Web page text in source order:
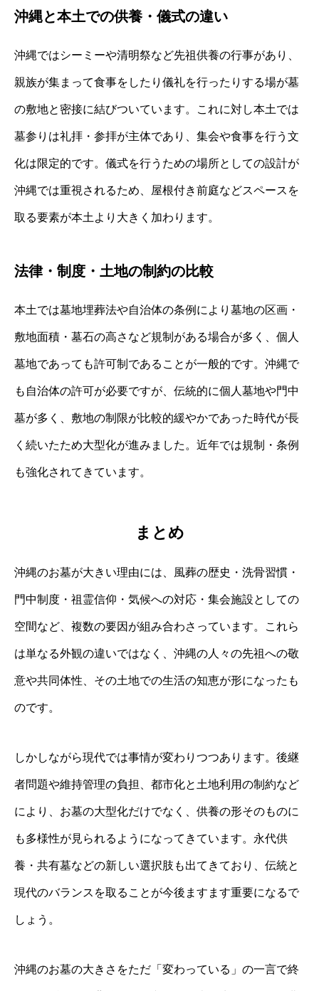
沖縄と本土での供養・儀式の違い
沖縄ではシーミーや清明祭など先祖供養の行事があり、
親族が集まって食事をしたり儀礼を行ったりする場が墓
の敷地と密接に結びついています。これに対し本土では
墓参りは礼拝・参拝が主体であり、集会や食事を行う文
化は限定的です。儀式を行うための場所としての設計が
沖縄では重視されるため、屋根付き前庭などスペースを
取る要素が本土より大きく加わります。
法律・制度・土地の制約の比較
本土では墓地埋葬法や自治体の条例により墓地の区画・
敷地面積・墓石の高さなど規制がある場合が多く、個人
墓地であっても許可制であることが一般的です。沖縄で
も自治体の許可が必要ですが、伝統的に個人墓地や門中
墓が多く、敷地の制限が比較的緩やかであった時代が長
く続いたため大型化が進みました。近年では規制・条例
も強化されてきています。
まとめ
沖縄のお墓が大きい理由には、風葬の歴史・洗骨習慣・
門中制度・祖霊信仰・気候への対応・集会施設としての
空間など、複数の要因が組み合わさっています。これら
は単なる外観の違いではなく、沖縄の人々の先祖への敬
意や共同体性、その土地での生活の知恵が形になったも
のです。
しかしながら現代では事情が変わりつつあります。後継
者問題や維持管理の負担、都市化と土地利用の制約など
により、お墓の大型化だけでなく、供養の形そのものに
も多様性が見られるようになってきています。永代供
養・共有墓などの新しい選択肢も出てきており、伝統と
現代のバランスを取ることが今後ますます重要になるで
しょう。
沖縄のお墓の大きさをただ「変わっている」の一言で終